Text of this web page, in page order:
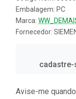
Embalagem: PC
Marca:
Fornecedor:
Avise-me